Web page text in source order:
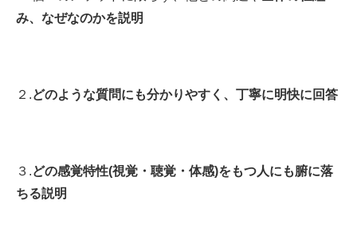
み、なぜなのかを説明
２.どのような質問にも分かりやすく、丁寧に明快に回答
３.どの感覚特性(視覚・聴覚・体感)をもつ人にも腑に落
ちる説明